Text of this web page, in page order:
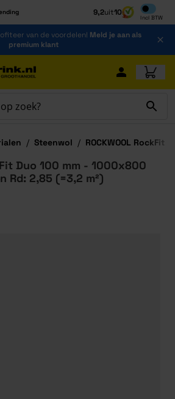
9,2uit10
Incl BTW
Inclusief
van de voordelen! Meld je aan als
premium klant
/ Steenwol / ROCKWOOL RockFit
Duo 100 mm - 1000x800
Rd: 2,85 (=3,2 m²)